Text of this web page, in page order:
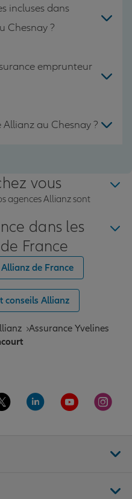
incluses dans
Chesnay ?
emprunteur
au Chesnay ?
vous
agences Allianz sont
dans les
France
de France
conseils Allianz
Assurance Yvelines
la page Facebook de Allianz
Aller sur la page Twitter de
Aller sur la page
Aller sur la
Aller